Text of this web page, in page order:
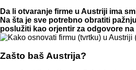
Da li otvaranje firme u Austriji ima
Na šta je sve potrebno obratiti
poslužiti kao orjentir za odgovore
Zašto baš Austrija?